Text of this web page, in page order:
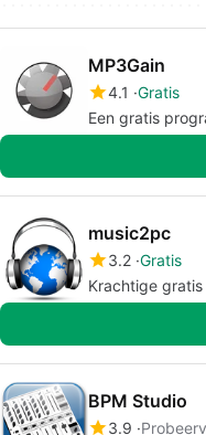
MP3Gain
4.1 Gratis
Een gratis
music2pc
3.2 Gratis
Krachtige
BPM Studio
3.9